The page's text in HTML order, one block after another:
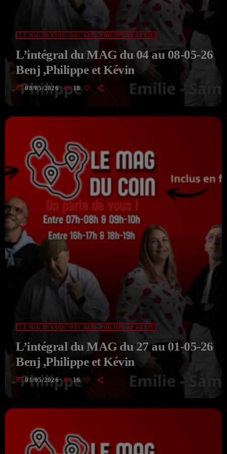
LE MAG DU COIN- AVEC BENJ, PHILIPPE ET KÉVIN
L’intégral du MAG du 04 au 08-05-26
Benj ,Philippe et Kévin
today 08/05/2026 18
LE MAG DU COIN- AVEC BENJ, PHILIPPE ET KÉVIN
L’intégral du MAG du 27 au 01-05-26
Benj ,Philippe et Kévin
today 01/05/2026 16